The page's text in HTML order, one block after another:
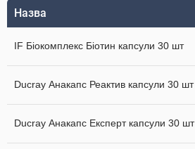
Назва
IF Біокомплекс Біотин капсули 30 шт
Ducray Анакапс Реактив капсули 30 шт
Ducray Анакапс Експерт капсули 30 шт